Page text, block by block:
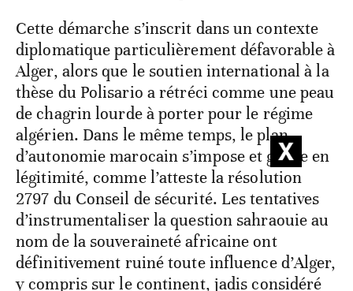
Cette démarche s’inscrit dans un contexte
diplomatique particulièrement défavorable à
Alger, alors que le soutien international à la
thèse du Polisario a rétréci comme une peau
de chagrin lourde à porter pour le régime
algérien. Dans le même temps, le plan
d’autonomie marocain s’impose et gagne en
légitimité, comme l’atteste la résolution
2797 du Conseil de sécurité. Les tentatives
d’instrumentaliser la question sahraouie au
nom de la souveraineté africaine ont
définitivement ruiné toute influence d’Alger,
y compris sur le continent, jadis considéré